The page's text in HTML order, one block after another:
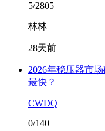
5/2805
林林
28天前
2026年稳压器市
最快？
CWDQ
0/140